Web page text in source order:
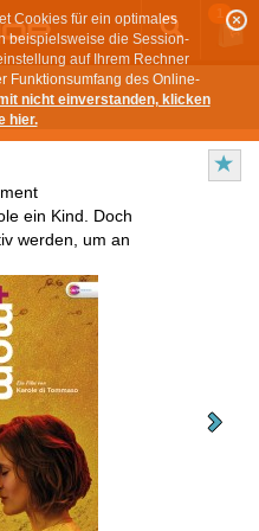
Cookies für ein optimales
beispielsweise die Session-
auf Ihrem Rechner
Funktionsumfang des Online-
nicht einverstanden, klicken
hier.
1
ein Kind. Doch
werden, um an